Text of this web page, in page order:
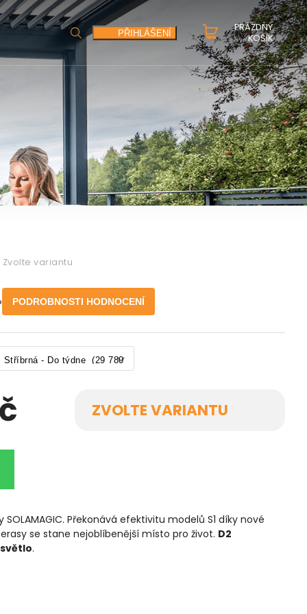
HLEDAT
PRÁZDNÝ
KOŠÍK
PŘIHLÁŠENÍ
Zvolte variantu
PODROBNOSTI HODNOCENÍ
ZVOLTE VARIANTU
Překonává efektivitu modelů S1 díky nové
se stane nejoblíbenější místo pro život. D2
.